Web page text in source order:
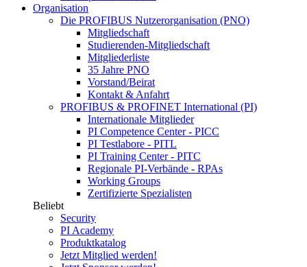
Organisation
Die PROFIBUS Nutzerorganisation (PNO)
Mitgliedschaft
Studierenden-Mitgliedschaft
Mitgliederliste
35 Jahre PNO
Vorstand/Beirat
Kontakt & Anfahrt
PROFIBUS & PROFINET International (PI)
Internationale Mitglieder
PI Competence Center - PICC
PI Testlabore - PITL
PI Training Center - PITC
Regionale PI-Verbände - RPAs
Working Groups
Zertifizierte Spezialisten
Beliebt
Security
PI Academy
Produktkatalog
Jetzt Mitglied werden!